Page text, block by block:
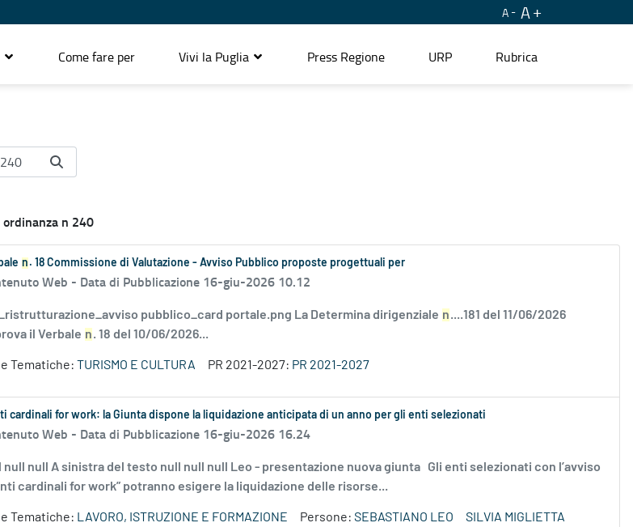
A A
Come fare per Vivi la Puglia Press Regione URP Rubrica
ordinanza n 240
n . 18 Commissione di Valutazione - Avviso Pubblico proposte progettuali per
Web - Data di Pubblicazione 16-giu-2026 10.12
pubblico_card portale.png La Determina dirigenziale n....181 del 11/06/2026
il Verbale n. 18 del 10/06/2026...
Tematiche: TURISMO E CULTURA PR 2021-2027: PR 2021-2027
cardinali for work: la Giunta dispone la liquidazione anticipata di un anno per gli enti selezionati
Web - Data di Pubblicazione 16-giu-2026 16.24
null null A sinistra del testo null null null Leo - presentazione nuova giunta Gli enti selezionati con l’avviso
cardinali for work” potranno esigere la liquidazione delle risorse...
Tematiche: LAVORO, ISTRUZIONE E FORMAZIONE Persone: SEBASTIANO LEO
SILVIA MIGLIETTA